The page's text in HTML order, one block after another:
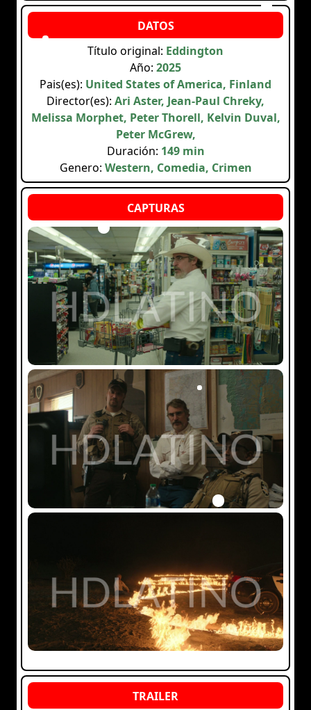
Título original: Eddington
Año: 2025
Pais(es): United States of America, Finland
Director(es): Ari Aster, Jean-Paul Chreky,
Melissa Morphet, Peter Thorell, Kelvin Duval,
Peter McGrew,
Duración: 149 min
Genero: Western, Comedia, Crimen